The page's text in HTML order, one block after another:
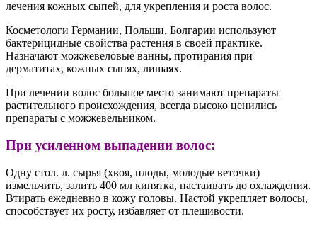
лечения кожных сыпей, для укрепления и роста волос.
Косметологи Германии, Польши, Болгарии используют
бактерицидные свойства растения в своей практике.
Назначают можжевеловые ванны, протирания при
дерматитах, кожных сыпях, лишаях.
При лечении волос большое место занимают препараты
растительного происхождения, всегда высоко ценились
препараты с можжевельником.
При усиленном выпадении волос:
Одну стол. л. сырья (хвоя, плоды, молодые веточки)
измельчить, залить 400 мл кипятка, настаивать до охлаждения.
Втирать ежедневно в кожу головы. Настой укрепляет волосы,
способствует их росту, избавляет от плешивости.